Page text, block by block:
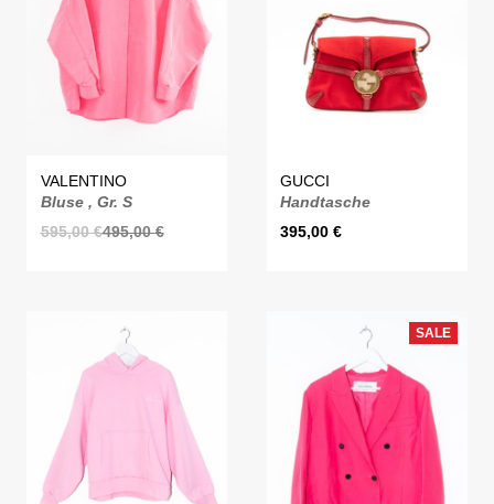
VALENTINO
Bluse , Gr. S
595,00€495,00€
GUCCI
Handtasche
395,00€
SALE